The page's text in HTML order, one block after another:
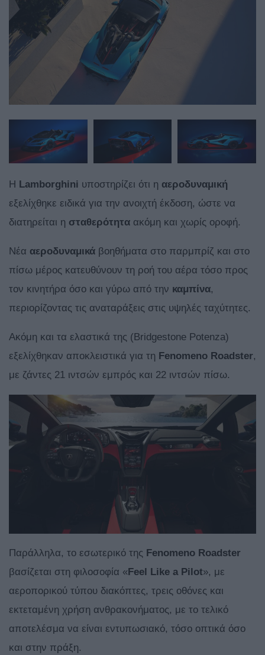
Η Lamborghini υποστηρίζει ότι η αεροδυναμική
εξελίχθηκε ειδικά για την ανοιχτή έκδοση, ώστε να
διατηρείται η σταθερότητα ακόμη και χωρίς οροφή.
Νέα αεροδυναμικά βοηθήματα στο παρμπρίζ και στο
πίσω μέρος κατευθύνουν τη ροή του αέρα τόσο προς
τον κινητήρα όσο και γύρω από την καμπίνα,
περιορίζοντας τις αναταράξεις στις υψηλές ταχύτητες.
Ακόμη και τα ελαστικά της (Bridgestone Potenza)
εξελίχθηκαν αποκλειστικά για τη Fenomeno Roadster,
με ζάντες 21 ιντσών εμπρός και 22 ιντσών πίσω.
Παράλληλα, το εσωτερικό της Fenomeno Roadster
βασίζεται στη φιλοσοφία « Feel Like a Pilot», με
αεροπορικού τύπου διακόπτες, τρεις οθόνες και
εκτεταμένη χρήση ανθρακονήματος, με το τελικό
αποτελέσμα να είναι εντυπωσιακό, τόσο οπτικά όσο
και στην πράξη.